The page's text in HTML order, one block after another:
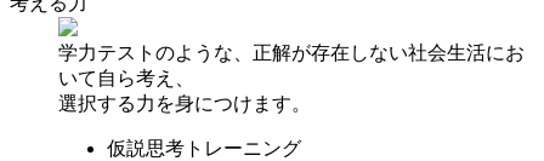
学力テストのような、正解が存在しない社会生活にお
いて自ら考え、
選択する力を身につけます。
仮説思考トレーニング